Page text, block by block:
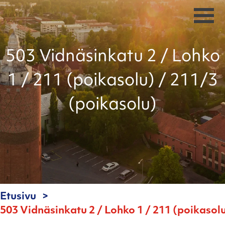
503 Vidnäsinkatu 2 / Lohko
1 / 211 (poikasolu) / 211/3
(poikasolu)
Etusivu
503 Vidnäsinkatu 2 / Lohko 1 / 211